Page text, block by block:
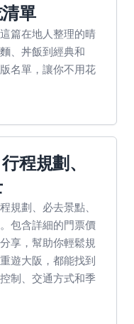
單
篇在地人整理的晴
、丼飯到經典和
名單，讓你不用花
程規劃、
規劃、必去景點、
包含詳細的門票價
享，幫助你輕鬆規
遊大阪，都能找到
制、交通方式和季